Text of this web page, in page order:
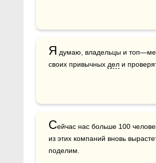
Я думаю, владельцы и
своих привычных дел и
Сейчас нас больше 100
из этих компаний вновь
поделим.